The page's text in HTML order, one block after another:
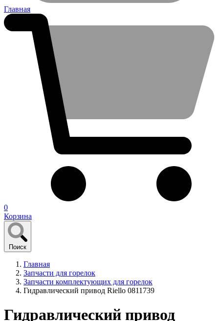
Главная
0
Корзина
Поиск
Главная
Запчасти для горелок
Запчасти комплектующих для горелок
Гидравлический привод Riello 0811739
Гидравлический привод